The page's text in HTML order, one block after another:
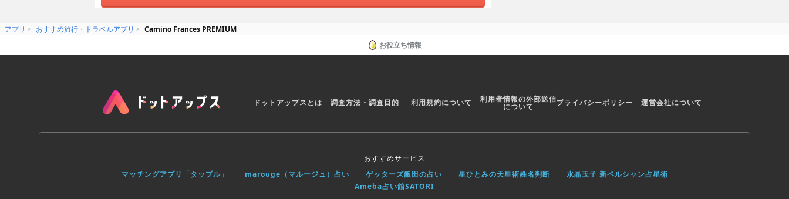
アプリ おすすめ旅行・トラベルアプリ
Camino Frances PREMIUM
お役立ち情報
ドットアップスとは 調査方法・調査目的 利用規約について 利用者情報の外部送信
について プライバシーポリシー 運営会社について
おすすめサービス
マッチングアプリ「タップル」
marouge（マルージュ）占い ゲッターズ飯田の占い 星ひとみの天星術姓名判断
水晶玉子 新ペルシャン占星術
Ameba占い館SATORI